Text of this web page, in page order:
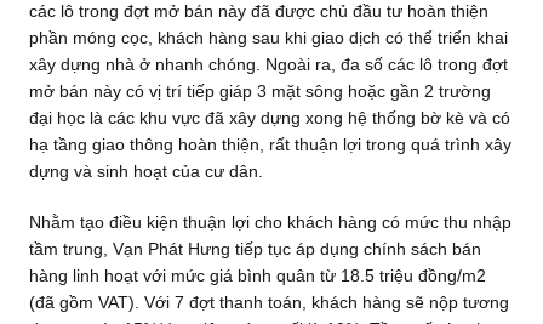
các lô trong đợt mở bán này đã được chủ đầu tư hoàn thiện
phần móng cọc, khách hàng sau khi giao dịch có thể triển khai
xây dựng nhà ở nhanh chóng. Ngoài ra, đa số các lô trong đợt
mở bán này có vị trí tiếp giáp 3 mặt sông hoặc gần 2 trường
đại học là các khu vực đã xây dựng xong hệ thống bờ kè và có
hạ tầng giao thông hoàn thiện, rất thuận lợi trong quá trình xây
dựng và sinh hoạt của cư dân.
Nhằm tạo điều kiện thuận lợi cho khách hàng có mức thu nhập
tầm trung, Vạn Phát Hưng tiếp tục áp dụng chính sách bán
hàng linh hoạt với mức giá bình quân từ 18.5 triệu đồng/m2
(đã gồm VAT). Với 7 đợt thanh toán, khách hàng sẽ nộp tương